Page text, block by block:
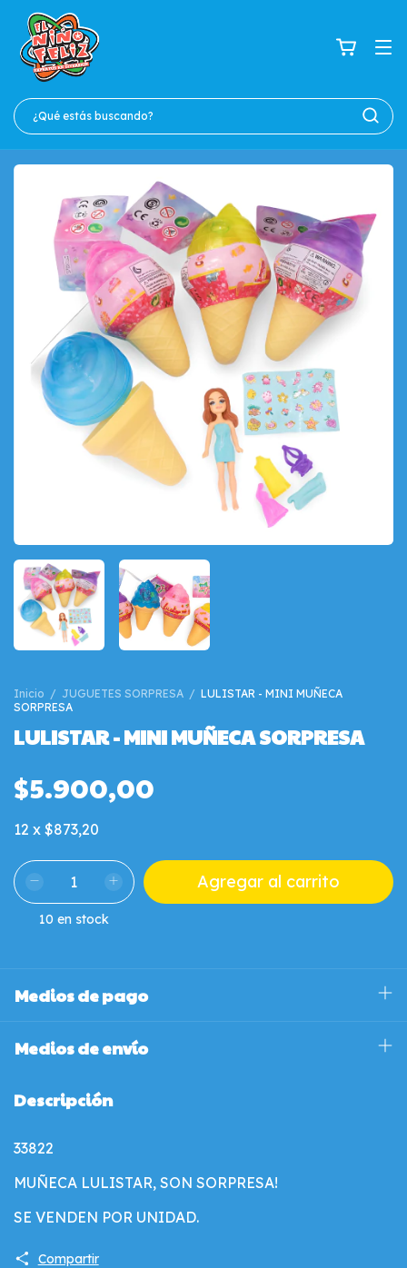
Inicio / JUGUETES SORPRESA / LULISTAR - MINI MUÑECA
SORPRESA
LULISTAR - MINI MUÑECA SORPRESA
$5.900,00
12 x $873,20
10 en stock
Medios de pago
Medios de envío
Descripción
33822
MUÑECA LULISTAR, SON SORPRESA!
SE VENDEN POR UNIDAD.
Compartir